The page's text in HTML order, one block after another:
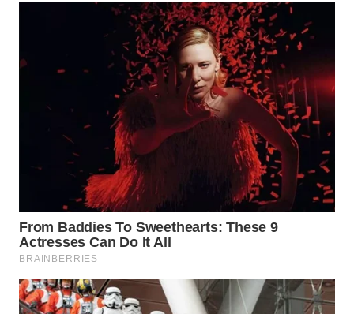
WAHANANEWS
WAHANANEWS
NET
SPORT
WAHANA
UMKM
WAHANA